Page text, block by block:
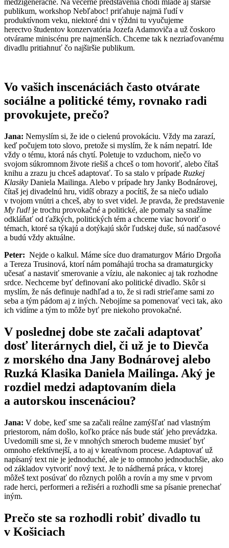
medzigeneračne. Na večerné predstavenia chodí mladé aj staršie
publikum, workshop Nebľaboc! priťahuje najmä ľudí v
produktívnom veku, niektoré dni v týždni tu vyučujeme
herectvo študentov konzervatória Jozefa Adamoviča a už čoskoro
otvárame miniscénu pre najmenších. Chceme tak k nezriaďovanému
divadlu pritiahnuť čo najširšie publikum.
Vo vašich inscenáciách často otvárate
sociálne a politické témy, rovnako radi
provokujete, prečo?
Jana: Nemyslím si, že ide o cielenú provokáciu. Vždy ma zarazí,
keď počujem toto slovo, pretože si myslím, že k nám nepatrí. Ide
vždy o tému, ktorá nás chytí. Poletuje to vzduchom, niečo vo
svojom súkromnom živote riešiš a chceš o tom hovoriť, alebo čítaš
knihu a zrazu ju chceš adaptovať. To sa stalo v prípade Ruzkej
Klasiky Daniela Mailinga. Alebo v prípade hry Janky Bodnárovej,
čítaš jej divadelnú hru, vidíš obrazy a pocítiš, že sa niečo udialo
v tvojom vnútri a chceš, aby to svet videl. Je pravda, že predstavenie
My ľud! je trochu provokačné a politické, ale pomaly sa snažíme
odkláňať od ťažkých, politických tém a chceme viac hovoriť o
témach, ktoré sa týkajú a dotýkajú skôr ľudskej duše, sú nadčasové
a budú vždy aktuálne.
Peter: Nejde o kalkul. Máme síce duo dramaturgov Mário Drgoňa
a Tereza Trusinová, ktorí nám pomáhajú trocha sa dramaturgicky
učesať a nastaviť smerovanie a víziu, ale nakoniec aj tak rozhodne
srdce. Nechceme byť definovaní ako politické divadlo. Skôr si
myslím, že nás definuje nadhľad a to, že si radi strieľame sami zo
seba a tým pádom aj z iných. Nebojíme sa pomenovať veci tak, ako
ich vidíme a tým to môže byť pre niekoho provokačné.
V poslednej dobe ste začali adaptovať
dosť literárnych diel, či už je to Dievča
z morského dna Jany Bodnárovej alebo
Ruzká Klasika Daniela Mailinga. Aký je
rozdiel medzi adaptovaním diela
a autorskou inscenáciou?
Jana: V dobe, keď sme sa začali reálne zamýšľať nad vlastným
priestorom, nám došlo, koľko práce nás bude stáť jeho prevádzka.
Uvedomili sme si, že v mnohých smeroch budeme musieť byť
omnoho efektívnejší, a to aj v kreatívnom procese. Adaptovať už
napísaný text nie je jednoduché, ale je to omnoho jednoduchšie, ako
od základov vytvoriť nový text. Je to nádherná práca, v ktorej
môžeš text posúvať do rôznych polôh a rovín a my sme v prvom
rade herci, performeri a režiséri a rozhodli sme sa písanie prenechať
iným.
Prečo ste sa rozhodli robiť divadlo tu
v Košiciach